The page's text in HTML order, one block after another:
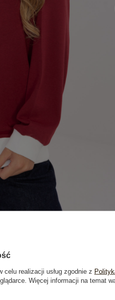
Opinie o produkcie(1)
realizacji usług zgodnie z
Więcej informacji na temat